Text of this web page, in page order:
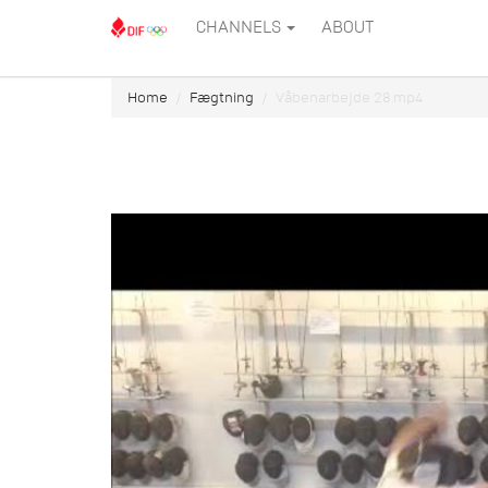
CHANNELS ABOUT
Home Fægtning Våbenarbejde 28.mp4